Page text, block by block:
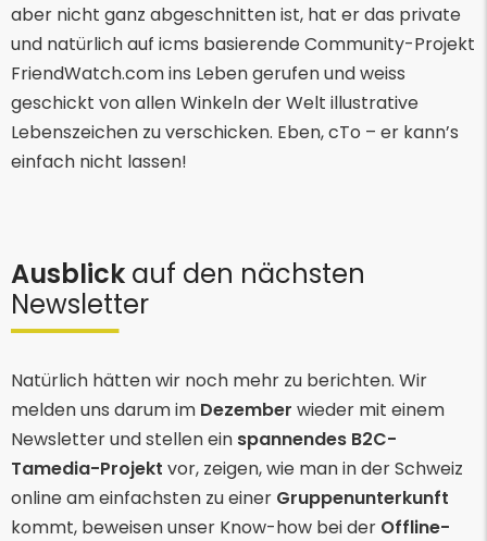
aber nicht ganz abgeschnitten ist, hat er das private
und natürlich auf icms basierende Community-Projekt
FriendWatch.com ins Leben gerufen und weiss
geschickt von allen Winkeln der Welt illustrative
Lebenszeichen zu verschicken. Eben, cTo – er kann’s
einfach nicht lassen!
Ausblick auf den nächsten
Newsletter
Natürlich hätten wir noch mehr zu berichten. Wir
melden uns darum im Dezember wieder mit einem
Newsletter und stellen ein spannendes B2C-
Tamedia-Projekt vor, zeigen, wie man in der Schweiz
online am einfachsten zu einer Gruppenunterkunft
kommt, beweisen unser Know-how bei der Offline-